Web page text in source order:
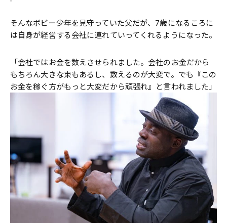
そんなボビー少年を見守っていた父だが、7歳になるころに
は自身が経営する会社に連れていってくれるようになった。
「会社ではお金を数えさせられました。会社のお金だから
もちろん大きな束もあるし、数えるのが大変で。でも『この
お金を稼ぐ方がもっと大変だから頑張れ』と言われました」